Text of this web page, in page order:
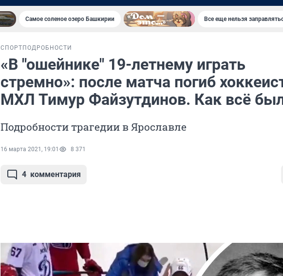
Самое соленое озеро Башкирии Все еще нельзя
СПОРТ ПОДРОБНОСТИ
«В "ошейнике" 19-летнему играть
стремно»: после матча погиб
МХЛ Тимур Файзутдинов. Как всё
Подробности трагедии в Ярославле
16 марта 2021, 19:01 8 371
4 комментария